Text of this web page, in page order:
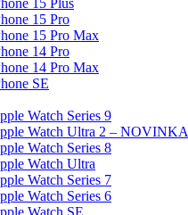
15 Plus
15 Pro
15 Pro Max
14 Pro
14 Pro Max
SE
Watch Series 9
Watch Ultra 2 – NOVINKA
Watch Series 8
Watch Ultra
Watch Series 7
Watch Series 6
Watch SE